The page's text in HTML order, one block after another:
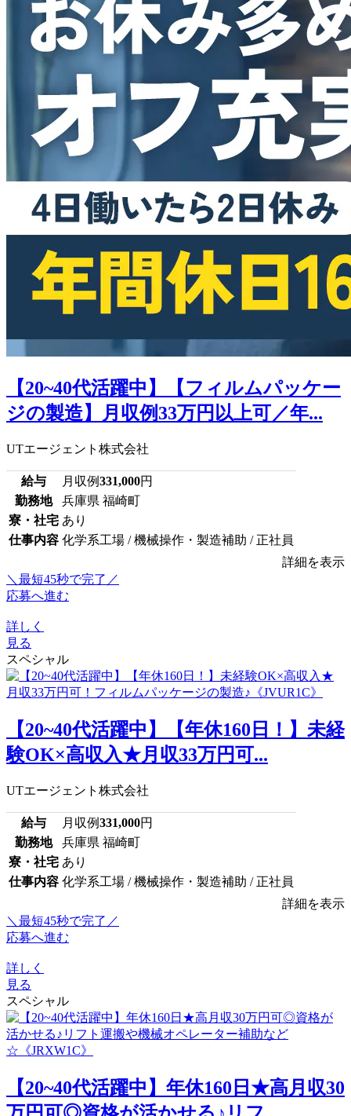
【20~40代活躍中】【フィルムパッケー
ジの製造】月収例33万円以上可／年...
UTエージェント株式会社
給与 月収例331,000円
勤務地
兵庫県 福崎町
寮・社宅 あり
仕事内容 化学系工場 / 機械操作・製造補助 / 正社員
詳細を表示
＼最短45秒で完了／
応募へ進む
詳しく
見る
スペシャル
【20~40代活躍中】【年休160日！】未経
験OK×高収入★月収33万円可...
UTエージェント株式会社
給与 月収例331,000円
勤務地
兵庫県 福崎町
寮・社宅 あり
仕事内容 化学系工場 / 機械操作・製造補助 / 正社員
詳細を表示
＼最短45秒で完了／
応募へ進む
詳しく
見る
スペシャル
【20~40代活躍中】年休160日★高月収30